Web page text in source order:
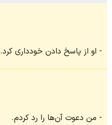
او از پاسخ دادن خودداری کرد.
من دعوت آن‌ها را رد کردم.